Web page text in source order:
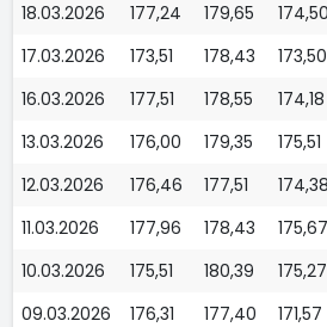
18.03.2026
177,24 179,65 174,50
17.03.2026
173,51 178,43 173,50
16.03.2026
177,51 178,55 174,18
13.03.2026
176,00 179,35 175,51
12.03.2026
176,46 177,51 174,38
11.03.2026
177,96 178,43 175,67
10.03.2026
175,51 180,39 175,27
09.03.2026
176,31 177,40 171,57